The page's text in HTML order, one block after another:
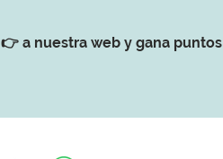
👉 a nuestra web y gana puntos